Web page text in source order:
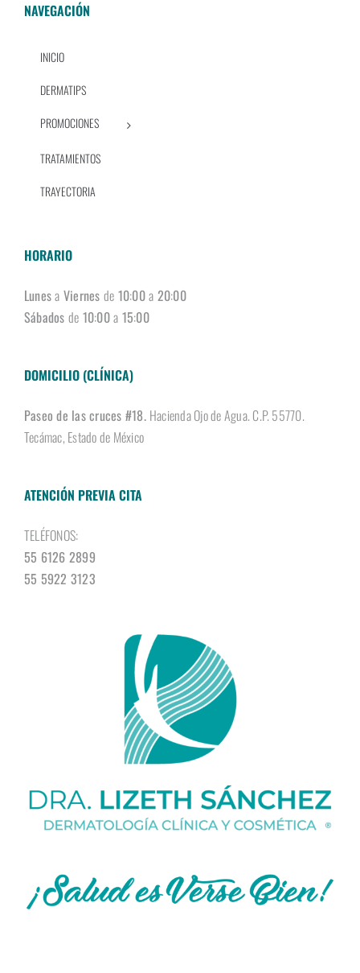
NAVEGACIÓN
INICIO
DERMATIPS
PROMOCIONES
TRATAMIENTOS
TRAYECTORIA
HORARIO
Lunesa Viernes de 10:00a 20:00
Sábados de 10:00a 15:00
DOMICILIO (CLÍNICA)
Paseo de las cruces #18. Hacienda Ojo de Agua. C.P. 55770.
Tecámac, Estado de México
ATENCIÓN PREVIA CITA
TELÉFONOS:
55 6126 2899
55 5922 3123